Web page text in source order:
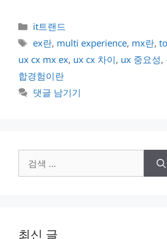
카
고
리
it트랜드
태
ex란, multi experience, mx란,
ux cx mx ex, ux cx 차이, ux 중요성,
합경험이란
댓글 남기기
색:
최신 글